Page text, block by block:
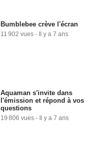
Bumblebee crève l'écran
11 902 vues - Il y a 7 ans
Aquaman s'invite dans
l'émission et répond à vos
questions
19 806 vues - Il y a 7 ans